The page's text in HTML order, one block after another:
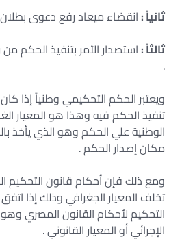
ثانياً :انقضاء ميعاد رفع دعوى
ثالثاً :استصدار الأمر بتنفيذ الحكم
.
ويعتبر الحكم التحكيمي وطنياً إذا
تنفيذ الحكم فيه وهذا هو المعيار
الوطنية علي الحكم وهو الذي يأخذ
مكان إصدار الحكم .
ومع ذلك فإن أحكام قانون التحكيم
تخلف المعيار الجغرافي وذلك إذا
التحكيم لأحكام القانون المصري
الإجرائي أو المعيار القانوني .